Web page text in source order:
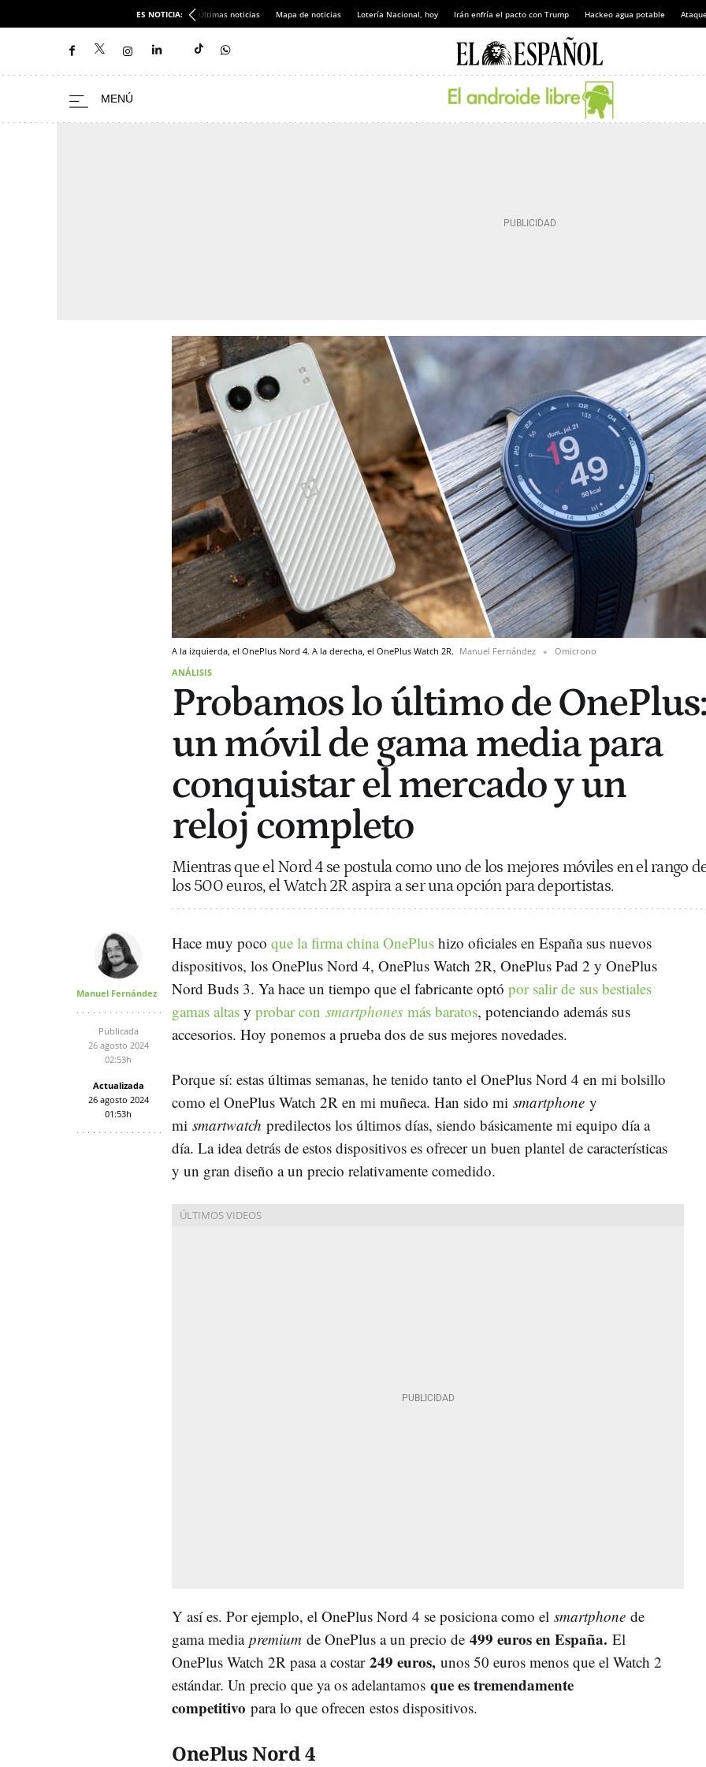
ES NOTICIA: Últimas noticias Mapa de noticias Lotería Nacional, hoy Irán enfría el pacto con Trump Hackeo agua potable
A la izquierda, el OnePlus Nord 4. A la derecha, el OnePlus Watch 2R. Manuel Fernández
Omicrono
ANÁLISIS
Probamos lo último de
un móvil de gama media para
conquistar el mercado y un
reloj completo
Mientras que el Nord 4 se postula como uno de los mejores móviles en el rango
los 500 euros, el Watch 2R aspira a ser una opción para deportistas.
Manuel Fernández
Publicada
26 agosto 2024
02:53h
Actualizada
26 agosto 2024
01:53h
Hace muy poco que la firma china OnePlus hizo oficiales en España sus nuevos
dispositivos, los OnePlus Nord 4, OnePlus Watch 2R, OnePlus Pad 2 y OnePlus
Nord Buds 3. Ya hace un tiempo que el fabricante optó por salir de sus bestiales
gamas altas y probar con smartphones más baratos, potenciando además sus
accesorios. Hoy ponemos a prueba dos de sus mejores novedades.
Porque sí: estas últimas semanas, he tenido tanto el OnePlus Nord 4 en mi bolsillo
como el OnePlus Watch 2R en mi muñeca. Han sido mi smartphone y
mi smartwatch predilectos los últimos días, siendo básicamente mi equipo día a
día. La idea detrás de estos dispositivos es ofrecer un buen plantel de características
y un gran diseño a un precio relativamente comedido.
Y así es. Por ejemplo, el OnePlus Nord 4 se posiciona como el smartphone de
gama media premium de OnePlus a un precio de 499 euros en España. El
OnePlus Watch 2R pasa a costar 249 euros, unos 50 euros menos que el Watch 2
estándar. Un precio que ya os adelantamos que es tremendamente
competitivo para lo que ofrecen estos dispositivos.
OnePlus Nord 4